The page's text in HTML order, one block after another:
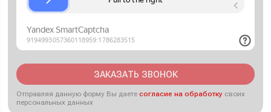
ЗАКАЗАТЬ ЗВОНОК
Отправляя данную форму Вы даетесогласие на обработку своих
персональных данных